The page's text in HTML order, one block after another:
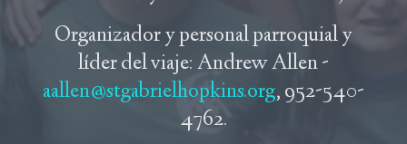
Organizador y personal parroquial y
líder del viaje: Andrew Allen -
aallen@stgabrielhopkins.org, 952-540-
4762.